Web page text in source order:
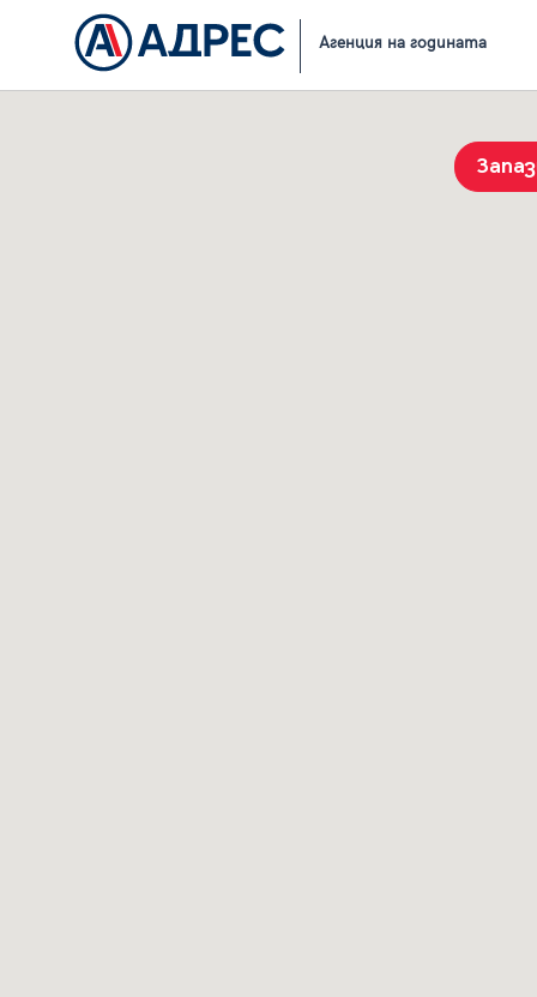
Агенция на годината
Начало Резултати от търсене